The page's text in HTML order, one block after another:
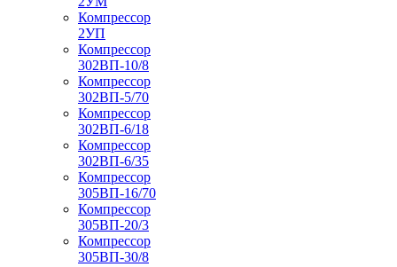
Компрессор
2УП
Компрессор
302ВП-10/8
Компрессор
302ВП-5/70
Компрессор
302ВП-6/18
Компрессор
302ВП-6/35
Компрессор
305ВП-16/70
Компрессор
305ВП-20/3
Компрессор
305ВП-30/8